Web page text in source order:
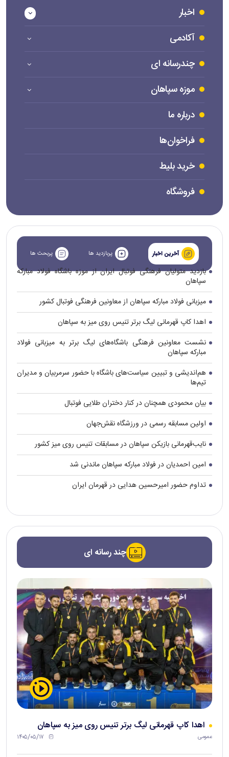
اخبار
آکادمی
چندرسانه ای
موزه سپاهان
درباره ما
فراخوان‌ها
خرید بلیط
فروشگاه
آخرین اخبار پربازدید ها پربحث ها
بازدید متولیان فرهنگی فوتبال ایران از موزه باشگاه فولاد مبارکه
سپاهان
میزبانی فولاد مبارکه سپاهان از معاونین فرهنگی فوتبال کشور
اهدا کاپ قهرمانی لیگ برتر تنیس روی میز به سپاهان
نشست معاونین فرهنگی باشگاه‌های لیگ برتر به میزبانی فولاد
مبارکه سپاهان
هم‌اندیشی و تبیین سیاست‌های باشگاه با حضور سرمربیان و مدیران
تیم‌ها
بیان محمودی همچنان در کنار دختران طلایی فوتبال
اولین مسابقه رسمی در ورزشگاه نقش‌جهان
نایب‌قهرمانی بازیکن سپاهان در مسابقات تنیس روی میز کشور
امین احمدیان در فولاد مبارکه سپاهان ماندنی شد
تداوم حضور امیرحسین هدایی در قهرمان ایران
چند رسانه ای
اهدا کاپ قهرمانی لیگ برتر تنیس روی میز به سپاهان
عمومی ۱۴۰۵/۰۵/۱۷